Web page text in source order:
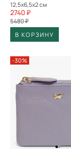
12,5x6,5x2 см
2740 ₽
5480 ₽
В КОРЗИНУ
-30%